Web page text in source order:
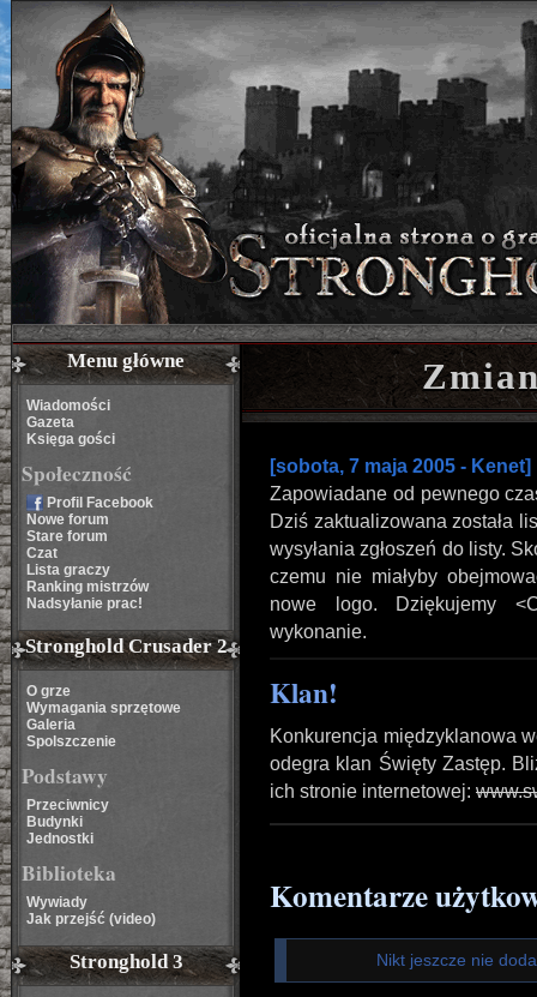
Menu główne
Wiadomości
Gazeta
Księga gości
Społeczność
Profil Facebook
Nowe forum
Stare forum
Czat
Lista graczy
Ranking mistrzów
Nadsyłanie prac!
Stronghold Crusader 2
O grze
Wymagania sprzętowe
Galeria
Spolszczenie
Podstawy
Przeciwnicy
Budynki
Jednostki
Biblioteka
Wywiady
Jak przejść (video)
Stronghold 3
[sobota, 7 maja 2005 - Kenet]
Zapowiadane od pewnego
Dziś zaktualizowana została
wysyłania zgłoszeń do listy.
czemu nie miałyby
nowe logo. Dziękujemy
wykonanie.
Klan!
Konkurencja międzyklanowa
odegra klan Święty Zastęp.
ich stronie internetowej:
Komentarze
Nikt jeszcze nie